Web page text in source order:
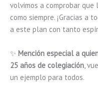
volvimos a comprobar
como siempre. ¡Gracias a
a este plan con tanto
✨ Mención especial a
25 años de colegiación,
un ejemplo para todos.